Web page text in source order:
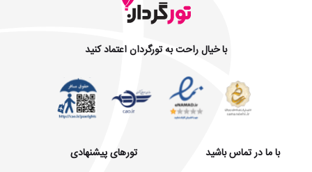
با خیال راحت به تورگردان اعتماد کنید
با ما در تماس باشید
تورهای پیشنهادی